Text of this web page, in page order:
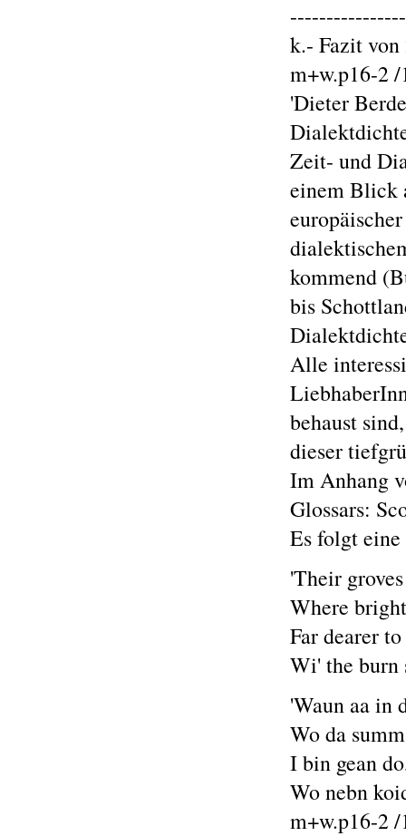
k.- Fazit von
m+w.p16-2
'Dieter
Zeit- und
einem Blick
kommend
bis
Alle
behaust
dieser
Im Anhang
Glossars:
Es folgt
'Their
Where
Far dearer
Wi' the burn
'Waun aa in
Wo da
I bin gean
Wo nebn
m+w.p16-2